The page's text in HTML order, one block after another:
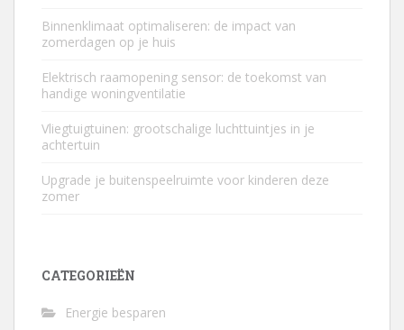
Binnenklimaat optimaliseren: de impact van
zomerdagen op je huis
Elektrisch raamopening sensor: de toekomst van
handige woningventilatie
Vliegtuigtuinen: grootschalige luchttuintjes in je
achtertuin
Upgrade je buitenspeelruimte voor kinderen deze
zomer
CATEGORIEËN
Energie besparen